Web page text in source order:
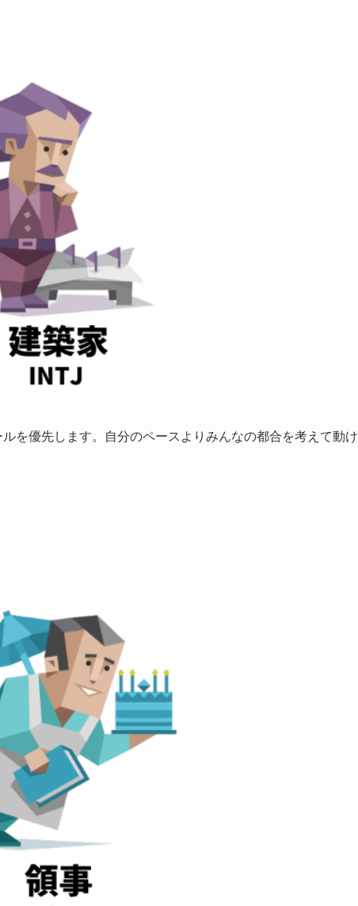
を優先します。自分のペースよりみんなの都合を考えて動け